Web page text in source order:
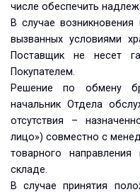
числе обеспечить
В случае
вызванных условиями
Поставщик не несет
Покупателем.
Решение по обмену
начальник Отдела
отсутствия –
лицо») совместно с
товарного
складе.
В случае принятия